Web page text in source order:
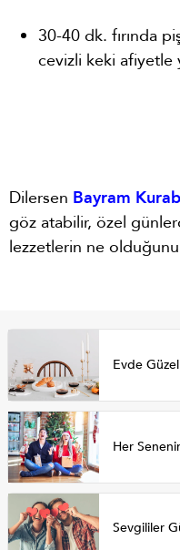
30-40 dk. fırında
cevizli keki afiyetle
Dilersen Bayram
göz atabilir, özel
lezzetlerin ne
Evde Güzel
Her
Sevgililer